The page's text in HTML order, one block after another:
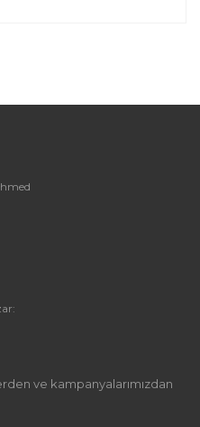
Yaz
bilgiler bulunuyor.
bulunuyor.
daha pahalı.
alternatifler olmalı.
ve kampanyalarımızdan